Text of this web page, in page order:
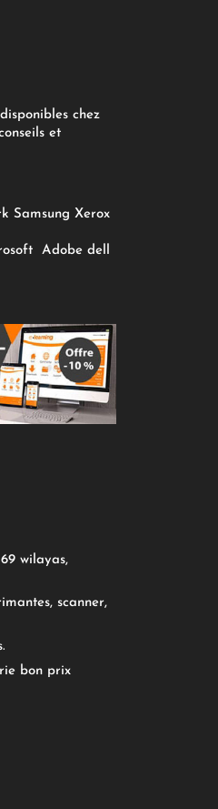
chez
et
Samsung Xerox
Adobe dell
wilayas,
scanner,
bon prix